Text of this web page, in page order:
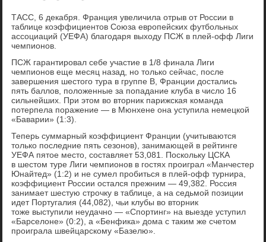
ТАСС, 6 декабря. Франция увеличила отрыв от России в
таблице коэффициентов Союза европейских футбольных
ассоциаций (УЕФА) благодаря выходу ПСЖ в плей-офф Лиги
чемпионов.
ПСЖ гарантировал себе участие в 1/8 финала Лиги
чемпионов еще месяц назад, но только сейчас, после
завершения шестого тура в группе B, Франции достались
пять баллов, положенные за попадание клуба в число 16
сильнейших. При этом во вторник парижская команда
потерпела поражение — в Мюнхене она уступила немецкой
«Баварии» (1:3).
Теперь суммарный коэффициент Франции (учитываются
только последние пять сезонов), занимающей в рейтинге
УЕФА пятое место, составляет 53,081. Поскольку ЦСКА
в шестом туре Лиги чемпионов в гостях проиграл «Манчестер
Юнайтед» (1:2) и не сумел пробиться в плей-офф турнира,
коэффициент России остался прежним — 49,382. Россия
занимает шестую строчку в таблице, а на седьмой позиции
идет Португалия (44,082), чьи клубы во вторник
тоже выступили неудачно — «Спортинг» на выезде уступил
«Барселоне» (0:2), а «Бенфика» дома с таким же счетом
проиграла швейцарскому «Базелю».